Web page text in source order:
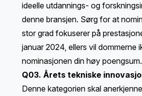
ideelle utdannings- og
denne bransjen. Sørg for at
stor grad fokuserer på
januar 2024, ellers vil dommerne
nominasjonen din høy poengsum.
Q03. Årets tekniske
Denne kategorien skal anerkjenne